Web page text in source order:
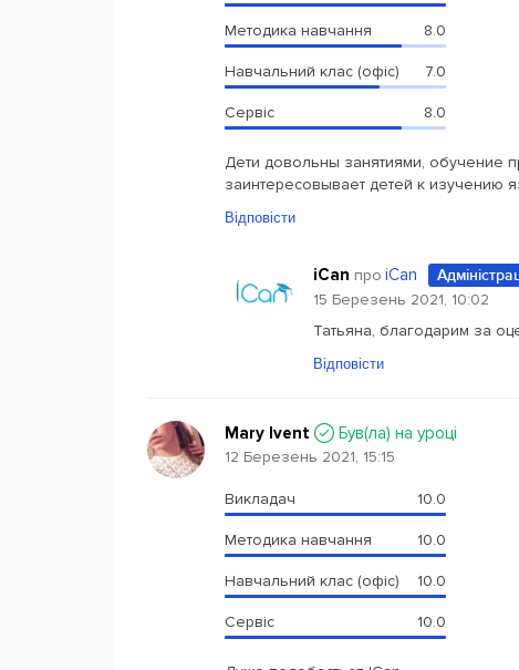
Методика навчання 8.0
Навчальний клас (офіс) 7.0
Сервіс 8.0
Дети довольны занятиями, обучение
заинтересовывает детей к изучению
Відповісти
iCan про iCan
15 Березень 2021, 10:02
Татьяна, благодарим за
Відповісти
Mary Ivent Був(ла) на уроці
12 Березень 2021, 15:15
Викладач 10.0
Методика навчання 10.0
Навчальний клас (офіс) 10.0
Сервіс 10.0